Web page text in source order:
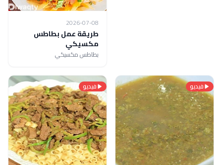
2026-07-08
طريقة عمل بطاطس
مكسيكي
بطاطس مكسيكي
فيديو فيديو